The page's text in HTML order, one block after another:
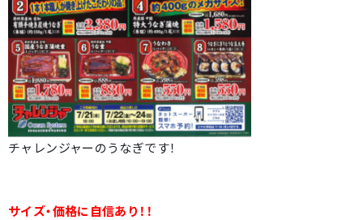
チャレンジャーのうなぎです！
サイズ・価格に自信あり！！